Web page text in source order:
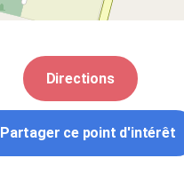
Directions
Partager ce point d'intérêt